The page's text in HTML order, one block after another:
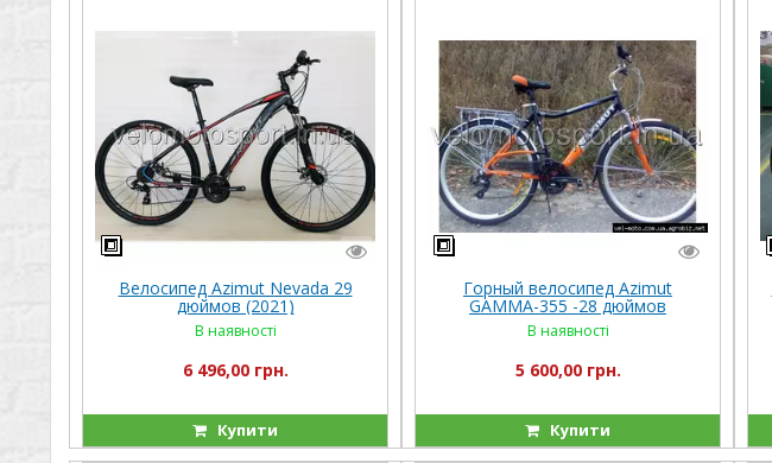
Велосипед Azimut Nevada 29
дюймов (2021)
В наявності
6 496,00 грн.
Купити
Горный велосипед Azimut
GAMMA-355 -28 дюймов
В наявності
5 600,00 грн.
Купити